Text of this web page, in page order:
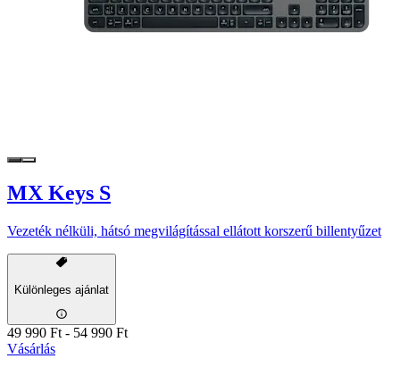
MX Keys S
Vezeték nélküli, hátsó megvilágítással ellátott korszerű billentyűzet
Különleges ajánlat
49 990 Ft - 54 990 Ft
Vásárlás